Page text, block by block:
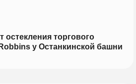
остекления торгового
у Останкинской башни